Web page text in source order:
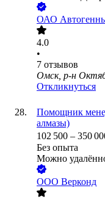
ОАО
4.0
•
7 отзывов
Омск, р-н
Откликнуться
Помощник
алмазы)
102 500 – 350
Без опыта
Можно
ООО Верконд